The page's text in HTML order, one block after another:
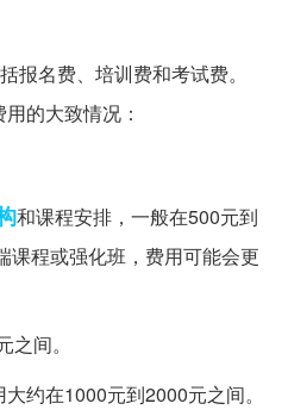
报名费、培训费和考试费。
的大致情况：
和课程安排，一般在500元到
课程或强化班，费用可能会更
间。
约在1000元到2000元之间。